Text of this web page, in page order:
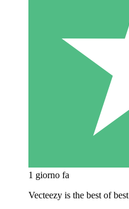
1 giorno fa
Vecteezy is the best of best